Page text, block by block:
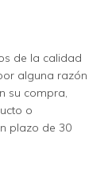
de la calidad
alguna razón
su compra,
o
plazo de 30